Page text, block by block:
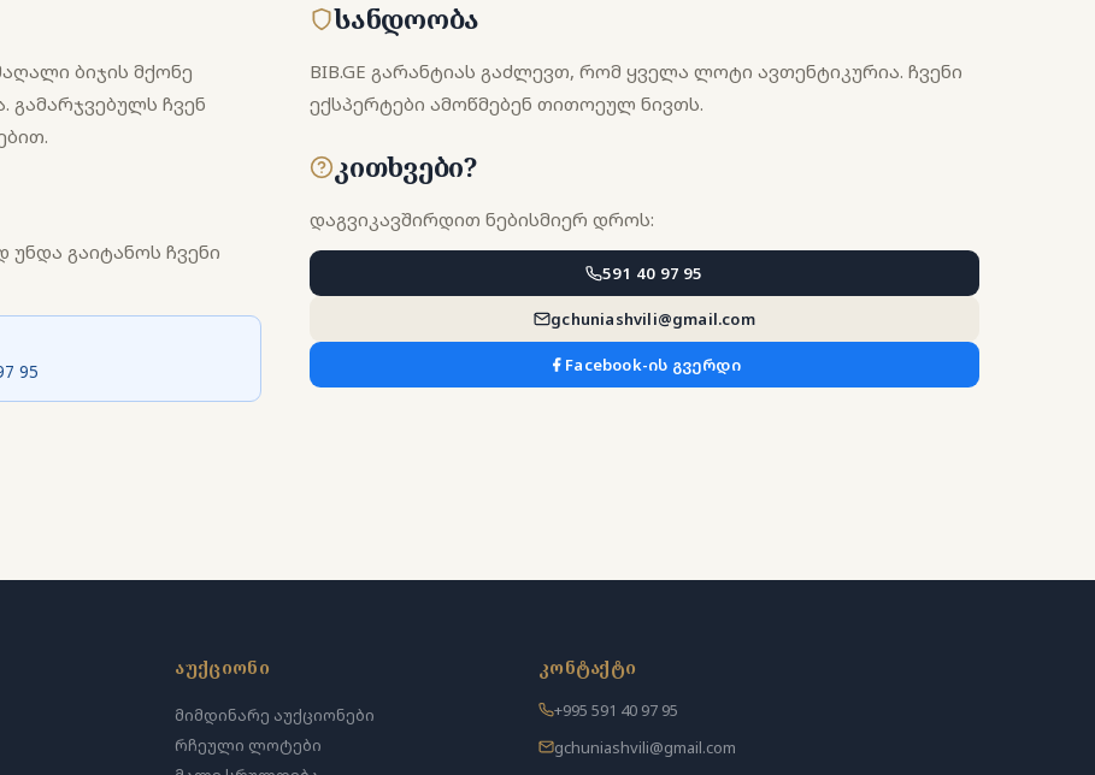
ბიჯის მქონე
ჩვენ
გაიტანოს ჩვენი
95
სანდოობა
BIB.GE გარანტიას გაძლევთ, რომ ყველა ლოტი ავთენტიკურია. ჩვენი
ექსპერტები ამოწმებენ თითოეულ ნივთს.
კითხვები?
დაგვიკავშირდით ნებისმიერ დროს:
591 40 97 95
gchuniashvili@gmail.com
Facebook-ის გვერდი
აუქციონი
მიმდინარე აუქციონები
რჩეული ლოტები
კონტაქტი
+995 591 40 97 95
gchuniashvili@gmail.com